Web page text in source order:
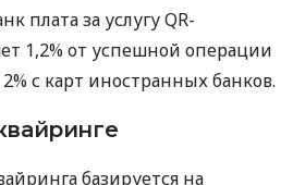
плата за услугу QR-
1,2% от успешной операции
с карт иностранных банков.
базируется на